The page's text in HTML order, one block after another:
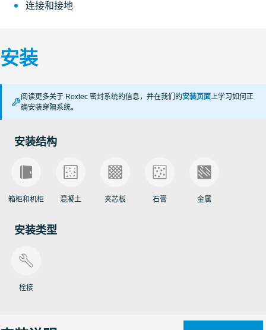
连接和接地
安装
阅读更多关于 Roxtec 密封系统的信息，并在我们的安装页面上学习如何正
确安装穿隔系统。
安装结构
箱柜和机柜 混凝土 夹芯板 石膏 金属
安装类型
栓接